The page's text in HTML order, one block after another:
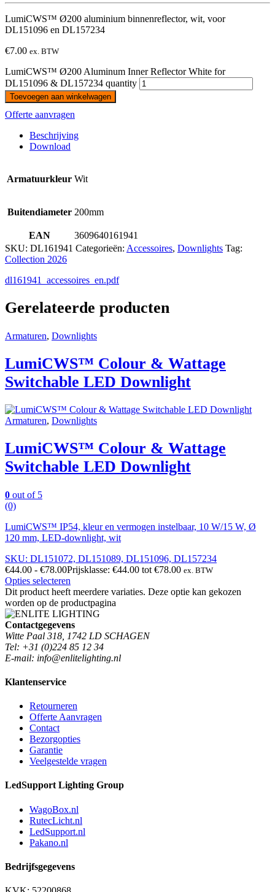
LumiCWS™ Ø200 aluminium binnenreflector, wit, voor
DL151096 en DL157234
€7.00 ex. BTW
LumiCWS™ Ø200 Aluminum Inner Reflector White for
DL151096 & DL157234 quantity
Toevoegen aan winkelwagen
Offerte aanvragen
Beschrijving
Download
Armatuurkleur Wit
Buitendiameter 200mm
EAN
3609640161941
SKU: DL161941 Categorieën: Accessoires, Downlights Tag:
Collection 2026
dl161941_accessoires_en.pdf
Gerelateerde producten
Armaturen, Downlights
LumiCWS™ Colour & Wattage
Switchable LED Downlight
Armaturen, Downlights
LumiCWS™ Colour & Wattage
Switchable LED Downlight
0 out of 5
(0)
LumiCWS™ IP54, kleur en vermogen instelbaar, 10 W/15 W, Ø
120 mm, LED-downlight, wit
SKU: DL151072, DL151089, DL151096, DL157234
€44.00 - €78.00Prijsklasse: €44.00 tot €78.00 ex. BTW
Opties selecteren
Dit product heeft meerdere variaties. Deze optie kan gekozen
worden op de productpagina
Contactgegevens
Witte Paal 318, 1742 LD SCHAGEN
Tel: +31 (0)224 85 12 34
E-mail: info@enlitelighting.nl
Klantenservice
Retourneren
Offerte Aanvragen
Contact
Bezorgopties
Garantie
Veelgestelde vragen
LedSupport Lighting Group
WagoBox.nl
RutecLicht.nl
LedSupport.nl
Pakano.nl
Bedrijfsgegevens